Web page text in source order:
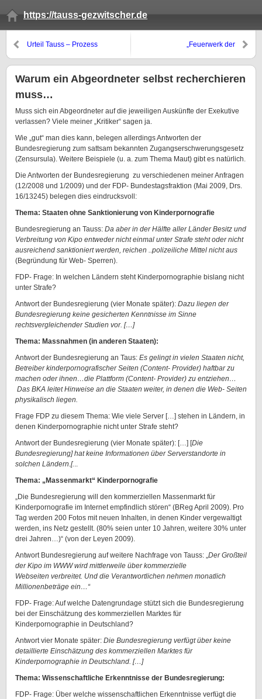
https://tauss-gezwitscher.de
Urteil Tauss – Prozess
„Feuerwerk der
Warum ein Abgeordneter selbst recherchieren
muss…
Muss sich ein Abgeordneter auf die jeweiligen Auskünfte der Exekutive
verlassen? Viele meiner „Kritiker“ sagen ja.
Wie „gut“ man dies kann, belegen allerdings Antworten der
Bundesregierung zum sattsam bekannten Zugangserschwerungsgesetz
(Zensursula). Weitere Beispiele (u. a. zum Thema Maut) gibt es natürlich.
Die Antworten der Bundesregierung zu verschiedenen meiner Anfragen
(12/2008 und 1/2009) und der FDP- Bundestagsfraktion (Mai 2009, Drs.
16/13245) belegen dies eindrucksvoll:
Thema: Staaten ohne Sanktionierung von Kinderpornografie
Bundesregierung an Tauss: Da aber in der Hälfte aller Länder Besitz und
Verbreitung von Kipo entweder nicht einmal unter Strafe steht oder nicht
ausreichend sanktioniert werden, reichen ..polizeiliche Mittel nicht aus
(Begründung für Web- Sperren).
FDP- Frage: In welchen Ländern steht Kinderpornographie bislang nicht
unter Strafe?
Antwort der Bundesregierung (vier Monate später): Dazu liegen der
Bundesregierung keine gesicherten Kenntnisse im Sinne
rechtsvergleichender Studien vor. […]
Thema: Massnahmen (in anderen Staaten):
Antwort der Bundesregierung an Taus: Es gelingt in vielen Staaten nicht,
Betreiber kinderpornografischer Seiten (Content- Provider) haftbar zu
machen oder ihnen…die Plattform (Content- Provider) zu entziehen…
Das BKA leitet Hinweise an die Staaten weiter, in denen die Web- Seiten
physikalisch liegen.
Frage FDP zu diesem Thema: Wie viele Server […] stehen in Ländern, in
denen Kinderpornographie nicht unter Strafe steht?
Antwort der Bundesregierung (vier Monate später): […] [Die
Bundesregierung] hat keine Informationen über Serverstandorte in
solchen Ländern.[...
Thema: „Massenmarkt“ Kinderpornografie
„Die Bundesregierung will den kommerziellen Massenmarkt für
Kinderpornografie im Internet empfindlich stören“ (BReg April 2009). Pro
Tag werden 200 Fotos mit neuen Inhalten, in denen Kinder vergewaltigt
werden, ins Netz gestellt. (80% seien unter 10 Jahren, weitere 30% unter
drei Jahren…)“ (von der Leyen 2009).
Antwort Bundesregierung auf weitere Nachfrage von Tauss: „Der Großteil
der Kipo im WWW wird mittlerweile über kommerzielle
Webseiten verbreitet. Und die Verantwortlichen nehmen monatlich
Millionenbeträge ein…“
FDP- Frage: Auf welche Datengrundage stützt sich die Bundesregierung
bei der Einschätzung des kommerziellen Marktes für
Kinderpornographie in Deutschland?
Antwort vier Monate später: Die Bundesregierung verfügt über keine
detaillierte Einschätzung des kommerziellen Marktes für
Kinderpornographie in Deutschland. […]
Thema: Wissenschaftliche Erkenntnisse der Bundesregierung:
FDP- Frage: Über welche wissenschaftlichen Erkenntnisse verfügt die